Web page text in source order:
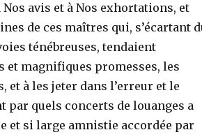
avis et à Nos exhortations, et
de ces maîtres qui, s’écartant
ténébreuses, tendaient
et magnifiques promesses, les
à les jeter dans l’erreur et le
par quels concerts de louanges a
et si large amnistie accordée par